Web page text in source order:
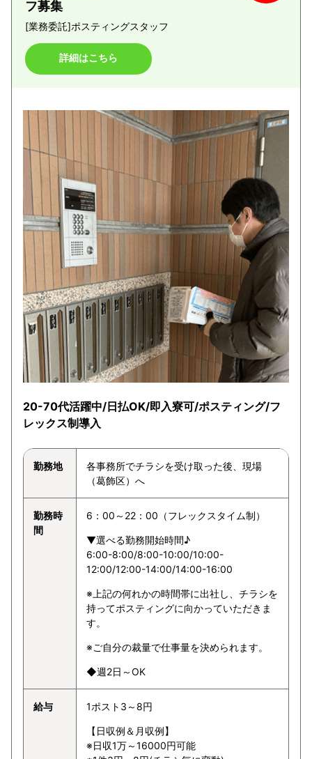
フ募集
[業務委託]ポスティングスタッフ
詳細はこちら
20-70代活躍中/日払OK/即入寮可/ポスティング/フ
レックス制導入
勤務地
各事務所でチラシを受け取った後、現場
（葛飾区）へ
勤務時
間
6：00～22：00（フレックスタイム制）
▼選べる勤務開始時間♪
6:00-8:00/8:00-10:00/10:00-
12:00/12:00-14:00/14:00-16:00
※上記の何れかの時間帯に出社し、チラシを
持ってポスティングに向かっていただきま
す。
※ご自分の裁量で仕事量を決められます。
◆週2日～OK
給与 1ポスト3～8円
【日収例＆月収例】
※日収1万～16000円可能